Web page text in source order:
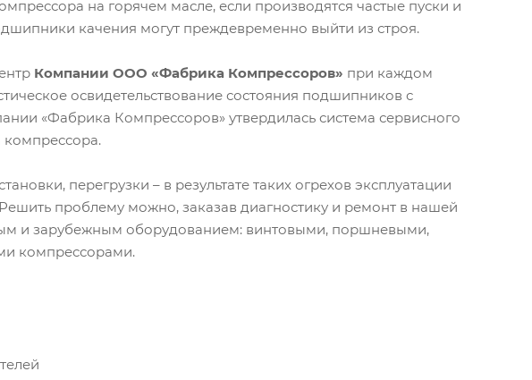
на горячем масле, если производятся частые пуски и
качения могут преждевременно выйти из строя.
Компании ООО «Фабрика Компрессоров» при каждом
освидетельствование состояния подшипников с
«Фабрика Компрессоров» утвердилась система сервисного
перегрузки – в результате таких огрехов эксплуатации
проблему можно, заказав диагностику и ремонт в нашей
и зарубежным оборудованием: винтовыми, поршневыми,
компрессорами.